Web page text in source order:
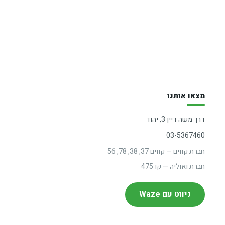
מצאו אותנו
דרך משה דיין 3, יהוד
03-5367460
חברת קווים — קווים 37, 38, 78, 56
חברת ואוליה — קו 475
ניווט עם Waze